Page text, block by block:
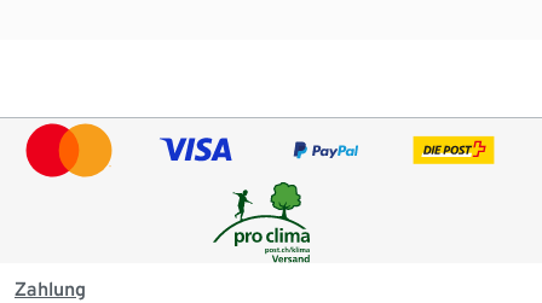
Zahlung